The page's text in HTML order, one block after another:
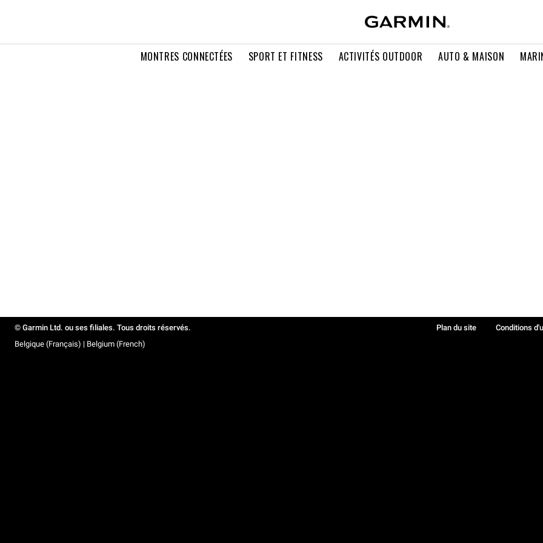
MONTRES CONNECTÉES SPORT ET FITNESS ACTIVITÉS OUTDOOR AUTO & MAISON
© Garmin Ltd. ou ses filiales. Tous droits réservés. Plan du site Conditions
Belgique (Français) | Belgium (French)